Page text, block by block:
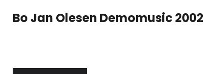
Bo Jan Olesen Demomusic 2002